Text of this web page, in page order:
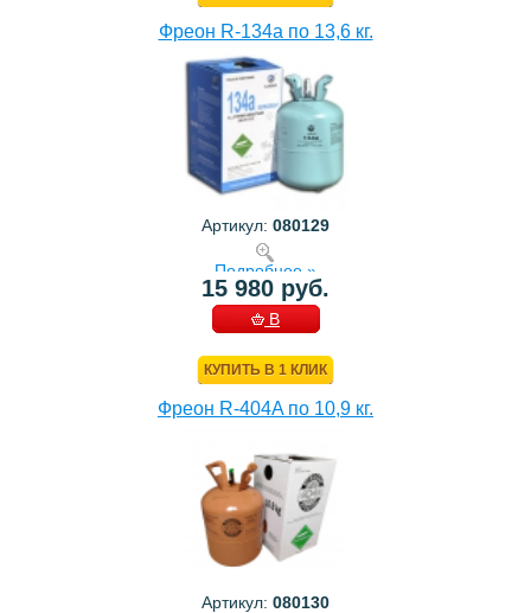
Фреон R-134a по 13,6 кг.
Артикул: 080129
Подробнее »
15 980 руб.
В
КУПИТЬ В 1 КЛИК
Фреон R-404A по 10,9 кг.
Артикул: 080130